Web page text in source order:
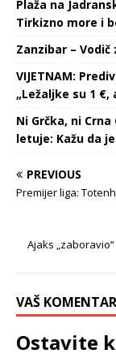
Plaža na
Tirkizno more i
Zanzibar – Vodič
VIJETNAM:
„Ležaljke su 1
Ni Grčka, ni
letuje: Kažu da
PREVIOUS
Premijer liga:
Ajaks
VAŠ
Ostavite